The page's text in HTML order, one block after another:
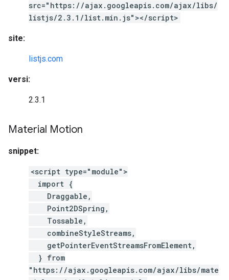
src="https://ajax.googleapis.com/ajax/libs/
listjs/2.3.1/list.min.js"></script>
site:
listjs.com
versi:
2.3.1
Material Motion
snippet:
<script type="module">
import {
Draggable,
Point2DSpring,
Tossable,
combineStyleStreams,
getPointerEventStreamsFromElement,
} from
"https://ajax.googleapis.com/ajax/libs/mate